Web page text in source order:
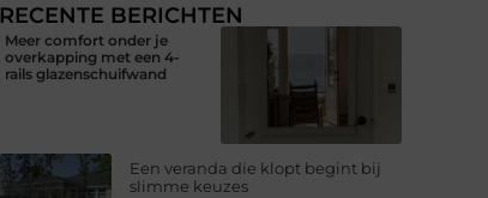
RECENTE BERICHTEN
Meer comfort onder je
overkapping met een 4-
rails glazenschuifwand
Een veranda die klopt begint bij
slimme keuzes